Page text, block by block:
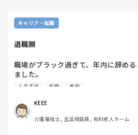
キャリア・転職
退職願
職場がブラック過ぎて、年内に辞め
ました。
施設長の第一声は「それは困る」でし
笑って流されるだけで、何一つ改善さ
の中で無かった事になっているのか、
われていたのかは謎ですが、再度説
人手不足 転職 愚痴
KEEE
介護福祉士, 生活相談員, 有料老人ホーム